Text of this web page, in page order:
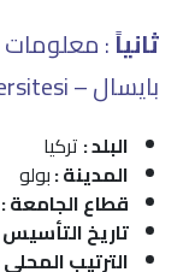
ثانياً: معلومات
بايسال – Bolu Abant İzzet Baysal Üniversitesi
البلد : تركيا
المدينة :بولو
قطاع الجامعة :
تاريخ
الترتيب